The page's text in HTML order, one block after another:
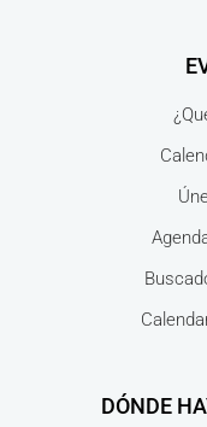
DÓNDE